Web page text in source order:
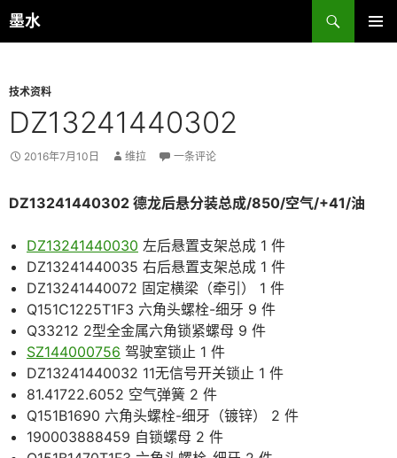
跳
至
墨水
搜
索
技术资料
DZ13241440302
2016年7月10日 维拉 一条评论
DZ13241440302 德龙后悬分装总成/850/空气/+41/油
DZ13241440030 左后悬置支架总成 1 件
DZ13241440035 右后悬置支架总成 1 件
DZ13241440072 固定横梁（牵引） 1 件
Q151C1225T1F3 六角头螺栓-细牙 9 件
Q33212 2型全金属六角锁紧螺母 9 件
SZ144000756 驾驶室锁止 1 件
DZ13241440032 11无信号开关锁止 1 件
81.41722.6052 空气弹簧 2 件
Q151B1690 六角头螺栓-细牙（镀锌） 2 件
190003888459 自锁螺母 2 件